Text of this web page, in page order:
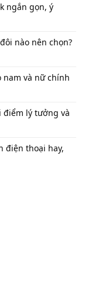
ngắn gọn, ý
nào nên chọn?
nam và nữ chính
lý tưởng và
điện thoại hay,